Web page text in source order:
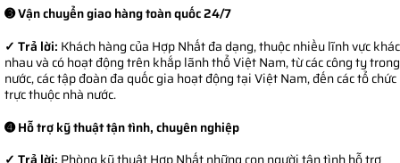
➌ Vận chuyển giao hàng toàn quốc 24/7
✓ Trả lời: Khách hàng của Hợp Nhất đa dạng, thuộc nhiều lĩnh vực khác
nhau và có hoạt động trên khắp lãnh thổ Việt Nam, từ các công ty trong
nước, các tập đoàn đa quốc gia hoạt động tại Việt Nam, đến các tổ chức
trực thuộc nhà nước.
➍ Hỗ trợ kỹ thuật tận tình, chuyên nghiệp